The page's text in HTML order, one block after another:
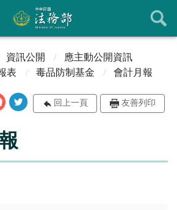
資訊公開
應主動公開資訊
表
毒品防制基金 會計月報
回上一頁 友善列印